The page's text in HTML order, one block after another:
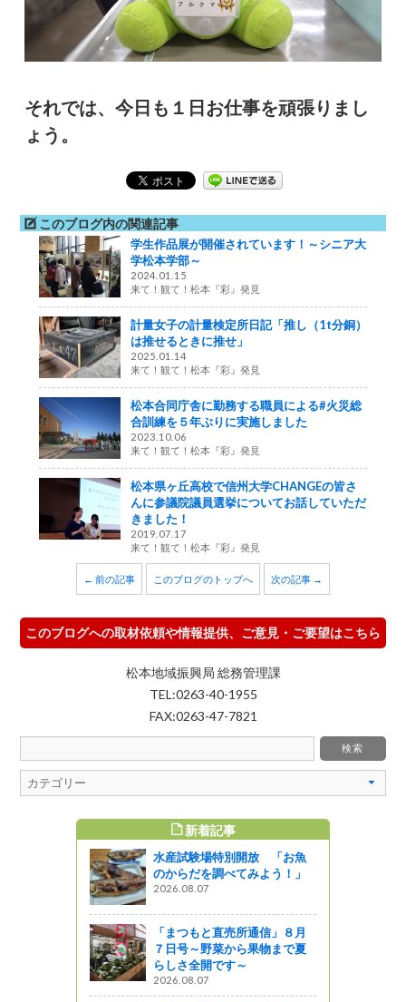
それでは、今日も１日お仕事を頑張りまし
ょう。
このブログ内の関連記事
学生作品展が開催されています！～シニア大
学松本学部～
2024.01.15
来て！観て！松本『彩』発見
計量女子の計量検定所日記「推し（1t分銅）
は推せるときに推せ」
2025.01.14
来て！観て！松本『彩』発見
松本合同庁舎に勤務する職員による#火災総
合訓練を５年ぶりに実施しました
2023.10.06
来て！観て！松本『彩』発見
松本県ヶ丘高校で信州大学CHANGEの皆さ
んに参議院議員選挙についてお話していただ
きました！
2019.07.17
来て！観て！松本『彩』発見
← 前の記事 このブログのトップへ 次の記事 →
このブログへの取材依頼や情報提供、ご意見・ご要望はこちら
松本地域振興局 総務管理課
TEL:0263-40-1955
FAX:0263-47-7821
新着記事
水産試験場特別開放 「お魚
のからだを調べてみよう！」
2026.08.07
「まつもと直売所通信」８月
７日号～野菜から果物まで夏
らしさ全開です～
2026.08.07